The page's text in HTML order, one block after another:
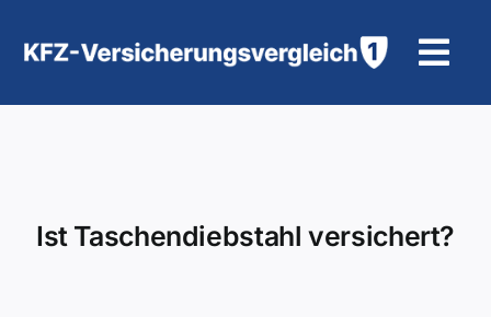
Inhalt
Ist Taschendiebstahl versichert?